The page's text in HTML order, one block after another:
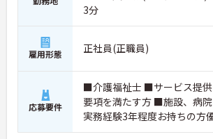
3分
雇用形態 正社員(正職員)
応募要件
■介護福祉士 ■サービス提
要項を満たす方 ■施設、病
実務経験3年程度お持ちの方
験スタートの実績多数